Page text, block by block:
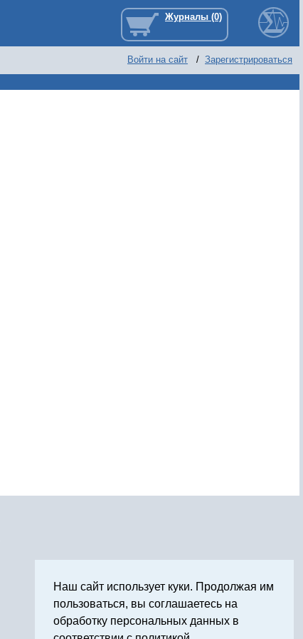
Войти на сайт / Зарегистрироваться
Наш сайт использует куки. Продолжая им
пользоваться, вы соглашаетесь на
обработку персональных данных в